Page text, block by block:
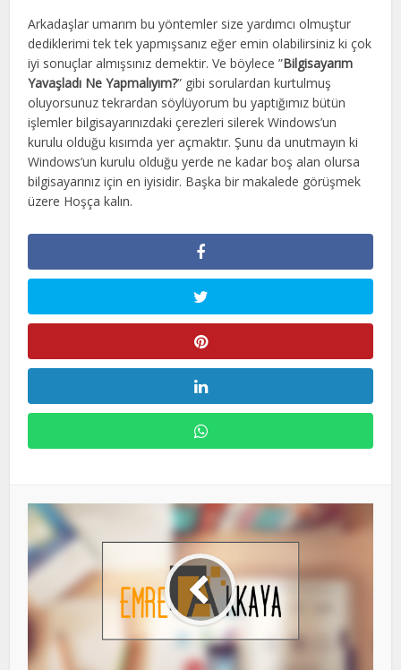
Arkadaşlar umarım bu yöntemler size yardımcı olmuştur
dediklerimi tek tek yapmışsanız eğer emin olabilirsiniz ki çok
iyi sonuçlar almışsınız demektir. Ve böylece ”Bilgisayarım
Yavaşladı Ne Yapmalıyım?” gibi sorulardan kurtulmuş
oluyorsunuz tekrardan söylüyorum bu yaptığımız bütün
işlemler bilgisayarınızdaki çerezleri silerek Windows’un
kurulu olduğu kısımda yer açmaktır. Şunu da unutmayın ki
Windows’un kurulu olduğu yerde ne kadar boş alan olursa
bilgisayarınız için en iyisidir. Başka bir makalede görüşmek
üzere Hoşça kalın.